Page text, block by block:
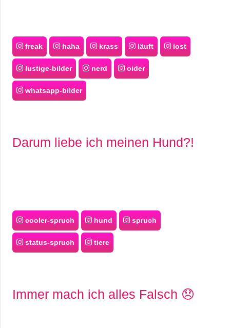
freak haha krass läuft lost
lustige-bilder nerd oider
whatsapp-bilder
Darum liebe ich meinen Hund?!
cooler-spruch hund spruch
status-spruch tiere
Immer mach ich alles Falsch 😞